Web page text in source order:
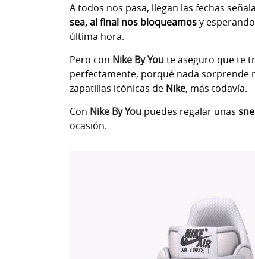
A todos nos pasa, llegan las fechas
sea, al final nos bloqueamosy
última hora.
Pero con Nike By Youte aseguro que te
perfectamente, porqué nada sorprende
zapatillas icónicas de Nike, más todavía.
Con Nike By You puedes regalar unas
ocasión.